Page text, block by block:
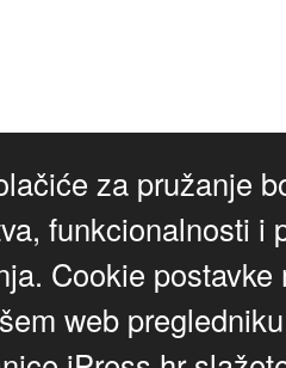
za pružanje
funkcionalnosti i
Cookie
web